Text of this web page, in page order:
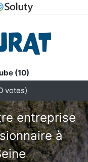
(10)
votes)
entreprise
à